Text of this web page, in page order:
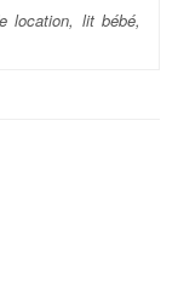
location, lit bébé,